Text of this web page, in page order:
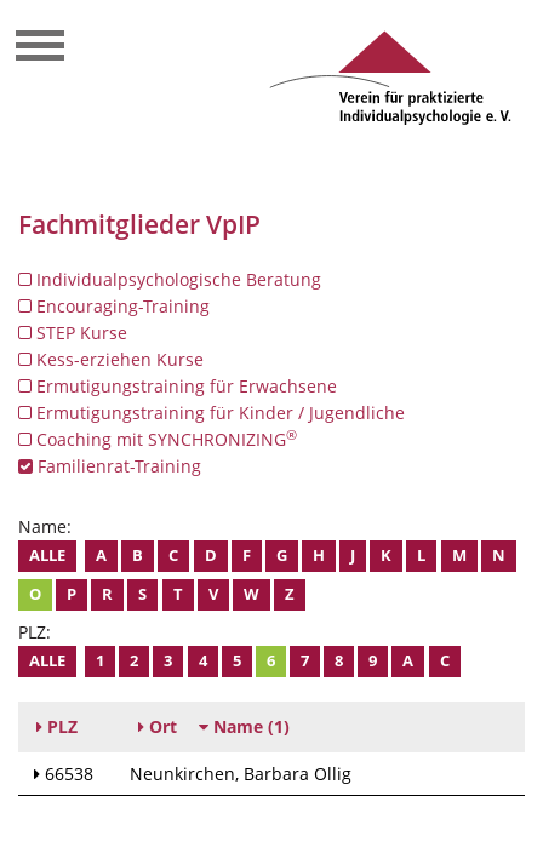
Fachmitglieder VpIP
Individualpsychologische Beratung
Encouraging-Training
STEP Kurse
Kess-erziehen Kurse
Ermutigungstraining für Erwachsene
Ermutigungstraining für Kinder / Jugendliche
Coaching mit SYNCHRONIZING®
Familienrat-Training
Name:
ALLE A B C D F G H J K L M
N
O
P R S T V W Z
PLZ:
ALLE 1 2 3 4 5 6 7 8 9 A C
PLZ Ort Name (1)
66538 Neunkirchen Barbara Ollig